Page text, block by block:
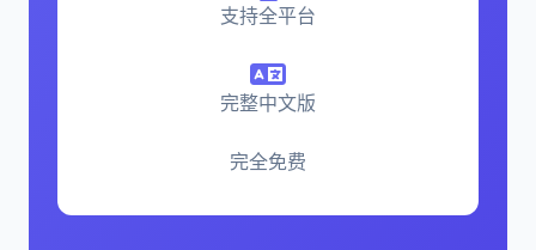
支持全平台
完整中文版
完全免费